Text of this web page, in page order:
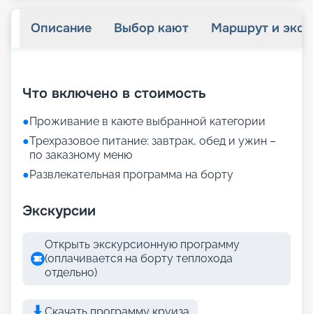
Описание Выбор кают Маршрут и
Что включено в стоимость
●Проживание в каюте выбранной категории
●Трехразовое питание: завтрак, обед и ужин –
по заказному меню
●Развлекательная программа на борту
Экскурсии
Открыть экскурсионную программу
(оплачивается на борту теплохода
отдельно)